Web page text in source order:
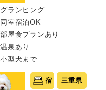
グランピング
同室宿泊OK
部屋食プランあり
温泉あり
小型犬まで
宿 三重県